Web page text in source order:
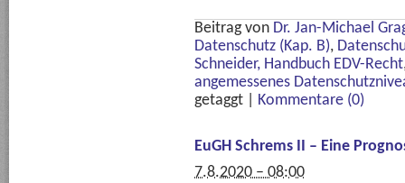
Beitrag von Dr. Jan-Michael
Datenschutz (Kap. B),
Schneider, Handbuch EDV-Recht
angemessenes
getaggt
Kommentare (0)
EuGH Schrems II – Eine
7.8.2020 – 08:00